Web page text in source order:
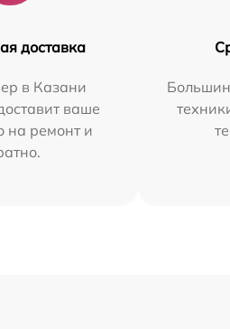
доставка
в Казани
ваше
на ремонт и